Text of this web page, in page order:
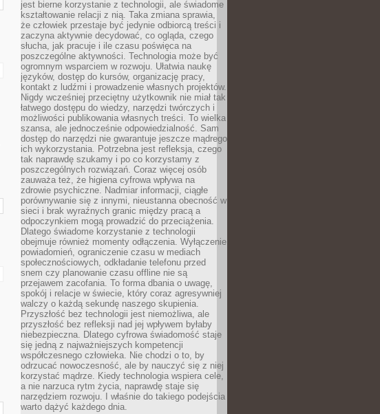
jest bierne korzystanie z technologii, ale świadome
kształtowanie relacji z nią. Taka zmiana sprawia,
że człowiek przestaje być jedynie odbiorcą treści i
zaczyna aktywnie decydować, co ogląda, czego
słucha, jak pracuje i ile czasu poświęca na
poszczególne aktywności. Technologia może być
ogromnym wsparciem w rozwoju. Ułatwia naukę
języków, dostęp do kursów, organizację pracy,
kontakt z ludźmi i prowadzenie własnych projektów.
Nigdy wcześniej przeciętny użytkownik nie miał tak
łatwego dostępu do wiedzy, narzędzi twórczych i
możliwości publikowania własnych treści. To wielka
szansa, ale jednocześnie odpowiedzialność. Sam
dostęp do narzędzi nie gwarantuje jeszcze mądrego
ich wykorzystania. Potrzebna jest refleksja, czego
tak naprawdę szukamy i po co korzystamy z
poszczególnych rozwiązań. Coraz więcej osób
zauważa też, że higiena cyfrowa wpływa na
zdrowie psychiczne. Nadmiar informacji, ciągłe
porównywanie się z innymi, nieustanna obecność w
sieci i brak wyraźnych granic między pracą a
odpoczynkiem mogą prowadzić do przeciążenia.
Dlatego świadome korzystanie z technologii
obejmuje również momenty odłączenia. Wyłączenie
powiadomień, ograniczenie czasu w mediach
społecznościowych, odkładanie telefonu przed
snem czy planowanie czasu offline nie są
przejawem zacofania. To forma dbania o uwagę,
spokój i relacje w świecie, który coraz agresywniej
walczy o każdą sekundę naszego skupienia.
Przyszłość bez technologii jest niemożliwa, ale
przyszłość bez refleksji nad jej wpływem byłaby
niebezpieczna. Dlatego cyfrowa świadomość staje
się jedną z najważniejszych kompetencji
współczesnego człowieka. Nie chodzi o to, by
odrzucać nowoczesność, ale by nauczyć się z niej
korzystać mądrze. Kiedy technologia wspiera cele,
a nie narzuca rytm życia, naprawdę staje się
narzędziem rozwoju. I właśnie do takiego podejścia
warto dążyć każdego dnia.